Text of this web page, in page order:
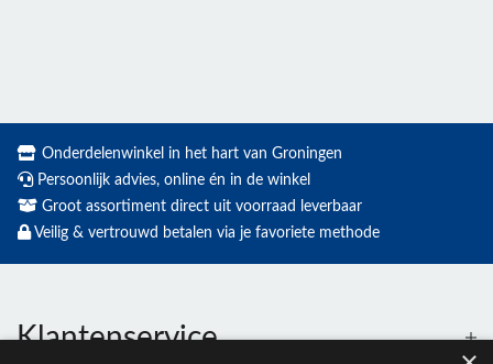
Onderdelenwinkel in het hart van Groningen
Persoonlijk advies, online én in de winkel
Groot assortiment direct uit voorraad leverbaar
Veilig & vertrouwd betalen via je favoriete methode
Klantenservice